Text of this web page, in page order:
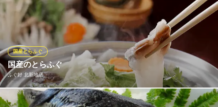
厳選のブランドガニを提供。旬のものを中心に厳選して仕入れて
おります。活蟹料理はもちろん、自慢の逸品料理など、お客様が
口にするものすべてに店主のこだわりが詰まっています。
北新地かに松
北新地で味わう蟹会席
ＪＲ東西線北新地駅 徒歩5分
大阪府大阪市北区堂島1-1-20 堂島フードセンタービルパールプラザ2F
国産のとらふぐ
ふぐ好 北新地店
国産とらふぐ
下関をはじめとする、国産のとらふぐのみを使用しています。